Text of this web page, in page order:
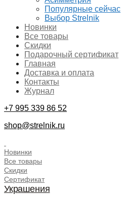
Популярные сейчас
Выбор Strelnik
Новинки
Все товары
Скидки
Подарочный сертификат
Главная
Доставка и оплата
Контакты
Журнал
+7 995 339 86 52
shop@strelnik.ru
Новинки
Все товары
Скидки
Сертификат
Украшения